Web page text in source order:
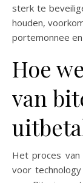
sterk te
houden,
portemonnee
Hoe
van
Het proces van
voor